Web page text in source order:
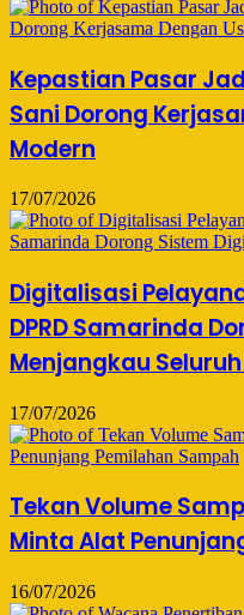
Kepastian Pasar
Sani Dorong
Modern
17/07/2026
Digitalisasi
DPRD Samarinda
Menjangkau
17/07/2026
Tekan Volume
Minta Alat
16/07/2026